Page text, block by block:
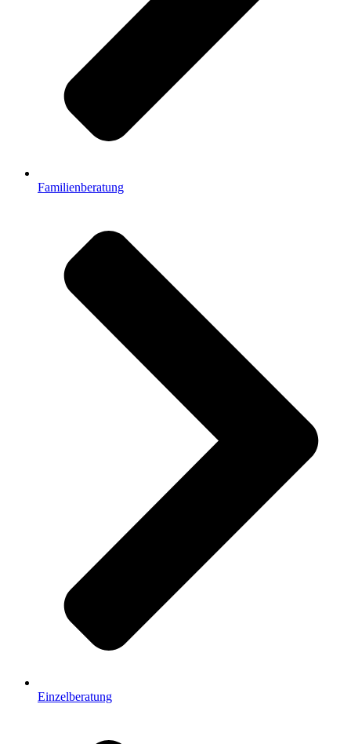
Familienberatung
Einzelberatung